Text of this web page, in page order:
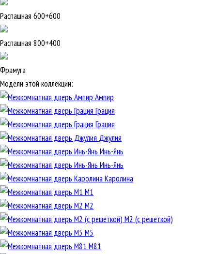
Распашная 600+600
Распашная 800+400
Фрамуга
Модели этой коллекции:
Ампир
Грация
Грация
Джулия
Инь-Янь
Инь-Янь
Каролина
М1
М2
М2 (с решеткой)
М5
М81